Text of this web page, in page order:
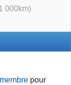
000km)
pour